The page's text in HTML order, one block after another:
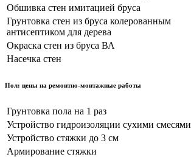
Обшивка стен имитацией бруса
Грунтовка стен из бруса колерованным
антисептиком для дерева
Окраска стен из бруса ВА
Насечка стен
Пол: цены на ремонтно-монтажные работы
Грунтовка пола на 1 раз
Устройство гидроизоляции сухими смесями
Устройство стяжки до 3 см
Армирование стяжки